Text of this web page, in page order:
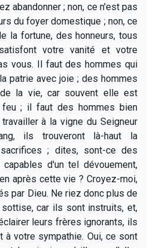
abandonner ; non, ce n'est pas
du foyer domestique ; non, ce
la fortune, des honneurs, tous
votre vanité et votre
vous. Il faut des hommes qui
patrie avec joie ; des hommes
la vie, car souvent elle est
; il faut des hommes bien
à la vigne du Seigneur
ils trouveront là-haut la
; dites, sont-ce des
d'un tel dévouement,
après cette vie ? Croyez-moi,
par Dieu. Ne riez donc plus de
car ils sont instruits, et,
leurs frères ignorants, ils
votre sympathie. Oui, ce sont